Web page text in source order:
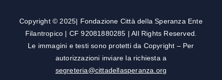
Copyright © 2025| Fondazione Città della Speranza Ente
Filantropico | CF 92081880285 |All Rights Reserved.
Le immagini e testi sono protetti da Copyright – Per
autorizzazioni inviare la richiesta a
segreteria@cittadellasperanza.org